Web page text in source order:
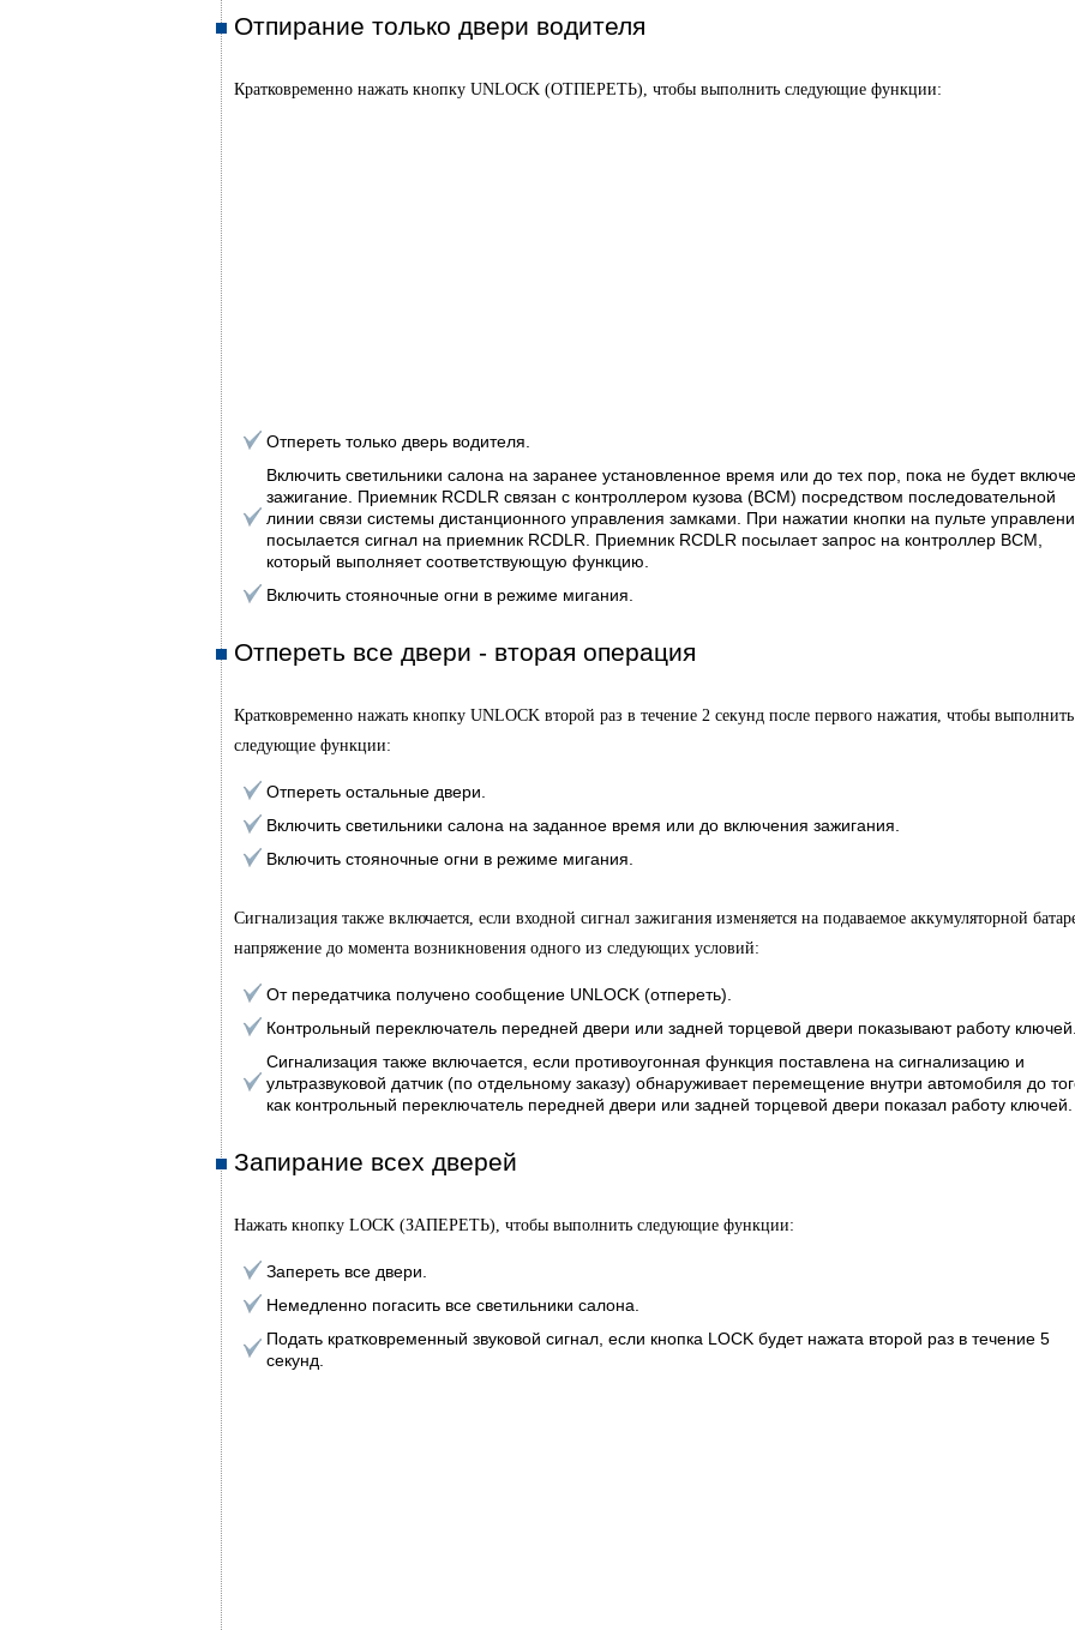
Отпирание только двери водителя
Кратковременно нажать кнопку UNLOCK (ОТПЕРЕТЬ), чтобы выполнить следующие функции:
Отпереть только дверь водителя.
Включить светильники салона на заранее установленное время или до тех пор, пока не будет
зажигание. Приемник RCDLR связан с контроллером кузова (BCM) посредством последовательной
линии связи системы дистанционного управления замками. При нажатии кнопки на пульте
посылается сигнал на приемник RCDLR. Приемник RCDLR посылает запрос на контроллер BCM,
который выполняет соответствующую функцию.
Включить стояночные огни в режиме мигания.
Отпереть все двери - вторая операция
Кратковременно нажать кнопку UNLOCK второй раз в течение 2 секунд после первого нажатия, чтобы выполнить
следующие функции:
Отпереть остальные двери.
Включить светильники салона на заданное время или до включения зажигания.
Включить стояночные огни в режиме мигания.
Сигнализация также включается, если входной сигнал зажигания изменяется на подаваемое аккумуляторной
напряжение до момента возникновения одного из следующих условий:
От передатчика получено сообщение UNLOCK (отпереть).
Контрольный переключатель передней двери или задней торцевой двери показывают работу ключей.
Сигнализация также включается, если противоугонная функция поставлена на сигнализацию и
ультразвуковой датчик (по отдельному заказу) обнаруживает перемещение внутри автомобиля до
как контрольный переключатель передней двери или задней торцевой двери показал работу ключей.
Запирание всех дверей
Нажать кнопку LOCK (ЗАПЕРЕТЬ), чтобы выполнить следующие функции:
Запереть все двери.
Немедленно погасить все светильники салона.
Подать кратковременный звуковой сигнал, если кнопка LOCK будет нажата второй раз в течение 5
секунд.